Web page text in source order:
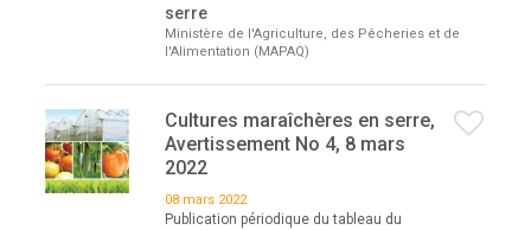
serre
Ministère de l'Agriculture, des Pêcheries et de
l'Alimentation (MAPAQ)
Cultures maraîchères en serre,
Avertissement No 4, 8 mars
2022
08 mars 2022
Publication périodique du tableau du